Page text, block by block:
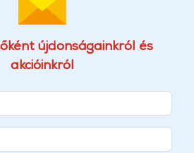
újdonságainkról és
akcióinkról